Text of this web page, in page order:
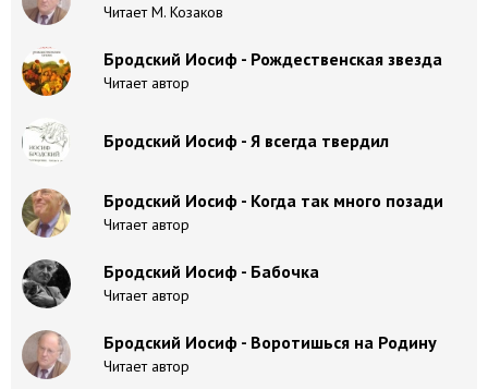
Читает М. Козаков
Бродский Иосиф - Рождественская звезда
Читает автор
Бродский Иосиф - Я всегда твердил
Бродский Иосиф - Когда так много позади
Читает автор
Бродский Иосиф - Бабочка
Читает автор
Бродский Иосиф - Воротишься на Родину
Читает автор